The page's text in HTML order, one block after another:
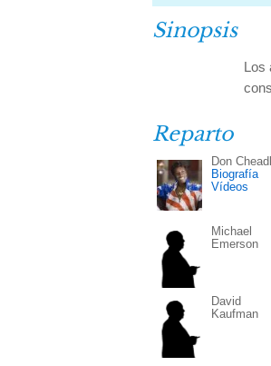
Sinopsis
Los
Reparto
Don
Biografía
Vídeos
Michael
Emerson
David
Kaufman